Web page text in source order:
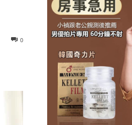
0